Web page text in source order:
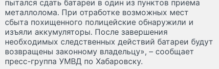
пытался сдать батареи в один из пунктов приема
металлолома. При отработке возможных мест
сбыта похищенного полицейские обнаружили и
изъяли аккумуляторы. После завершения
необходимых следственных действий батареи будут
возвращены законному владельцу», – сообщает
пресс-группа УМВД по Хабаровску.